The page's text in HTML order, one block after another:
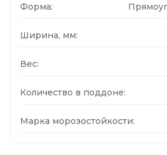
Форма:
Ширина, мм:
Вес:
Количество в поддоне:
Марка морозостойкости: